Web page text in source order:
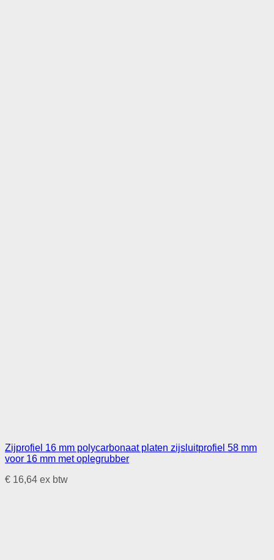
Zijprofiel 16 mm polycarbonaat platen zijsluitprofiel 58 mm
voor 16 mm met oplegrubber
€ 16,64 ex btw